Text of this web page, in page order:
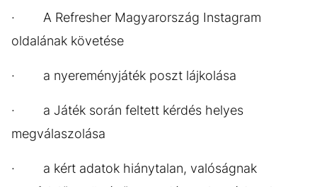
· A Refresher Magyarország Instagram
oldalának követése
· a nyereményjáték poszt lájkolása
· a Játék során feltett kérdés helyes
megválaszolása
· a kért adatok hiánytalan, valóságnak